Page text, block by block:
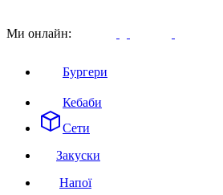
Ми онлайн:
Бургери
Кебаби
Сети
Закуски
Напої